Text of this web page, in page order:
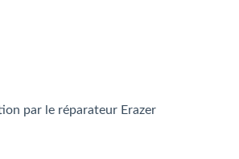
par le réparateur Erazer